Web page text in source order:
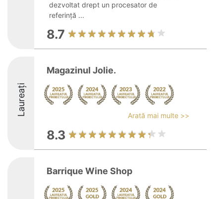
dezvoltat drept un procesator de
referință ...
8.7
Laureați
Magazinul Jolie.
Arată mai multe >>
8.3
Barrique Wine Shop